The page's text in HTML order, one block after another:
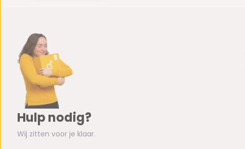
Hulp nodig?
Wij zitten voor je klaar.